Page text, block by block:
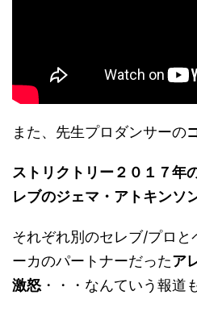
また、先生プロダンサーの
ストリクトリー２０１７年
レブのジェマ・アトキンソ
それぞれ別のセレブ/プロ
ーカのパートナーだったア
激怒 ・・・なんていう報道